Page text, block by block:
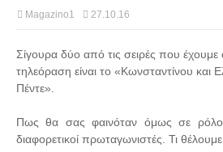
Magazino1 27.10.16
Σίγουρα δύο από τις σειρές που έχουμε
τηλεόραση είναι το «Κωνσταντίνου και
Πέντε».
Πως θα σας φαινόταν όμως σε
διαφορετικοί πρωταγωνιστές. Τι